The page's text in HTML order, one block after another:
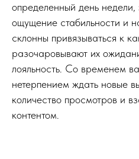
определенный день недели,
ощущение стабильности и
склонны привязываться к
разочаровывают их
лояльность. Со временем
нетерпением ждать новые
количество просмотров и
контентом.